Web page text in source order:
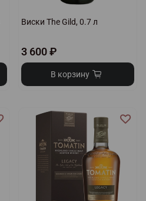
Виски The Gild, 0.7 л
3 600 ₽
В корзину